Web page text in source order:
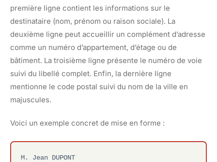
première ligne contient les informations sur le
destinataire (nom, prénom ou raison sociale). La
deuxième ligne peut accueillir un complément d’adresse
comme un numéro d’appartement, d’étage ou de
bâtiment. La troisième ligne présente le numéro de voie
suivi du libellé complet. Enfin, la dernière ligne
mentionne le code postal suivi du nom de la ville en
majuscules.
Voici un exemple concret de mise en forme :
M. Jean DUPONT